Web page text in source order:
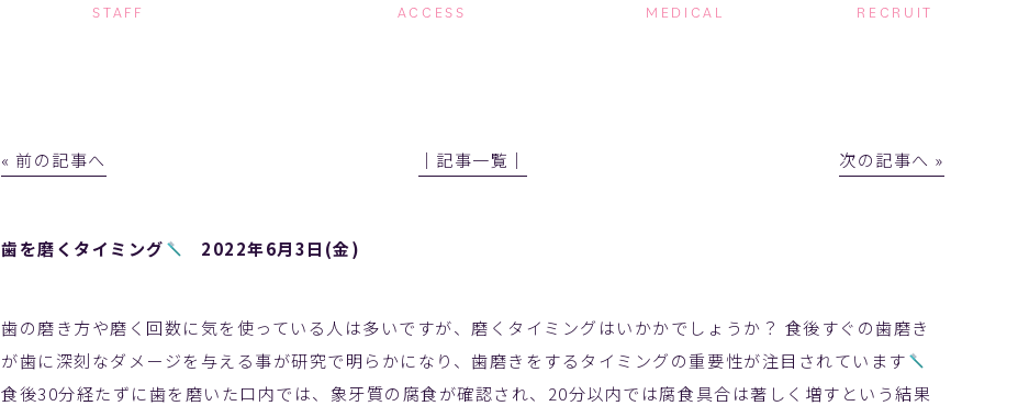
STAFF ACCESS MEDICAL RECRUIT
« 前の記事へ │記事一覧│ 次の記事へ »
歯を磨くタイミング 2022年6月3日(金)
歯の磨き方や磨く回数に気を使っている人は多いですが、磨くタイミングはいかかでしょうか？ 食後すぐの歯磨き
が歯に深刻なダメージを与える事が研究で明らかになり、歯磨きをするタイミングの重要性が注目されています
食後30分経たずに歯を磨いた口内では、象牙質の腐食が確認され、20分以内では腐食具合は著しく増すという結果